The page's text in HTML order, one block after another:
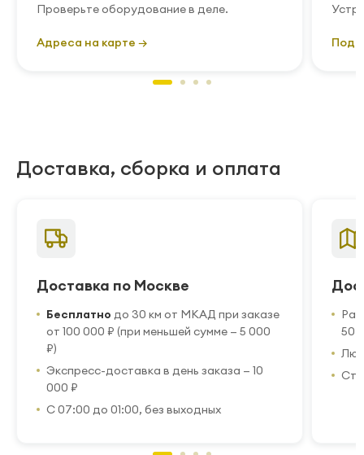
Проверьте оборудование в деле.
Адреса на карте →
Доставка, сборка и оплата
Доставка по Москве
Бесплатно до 30 км от МКАД при заказе
от 100 000 ₽ (при меньшей сумме — 5 000
₽)
Экспресс-доставка в день заказа — 10
000 ₽
С 07:00 до 01:00, без выходных
50